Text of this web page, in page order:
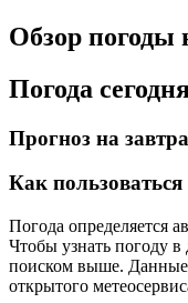
Обзор погоды
Погода
Прогноз на завтра
Как пользоваться
Погода определяется
Чтобы узнать погоду в
поиском выше.
открытого